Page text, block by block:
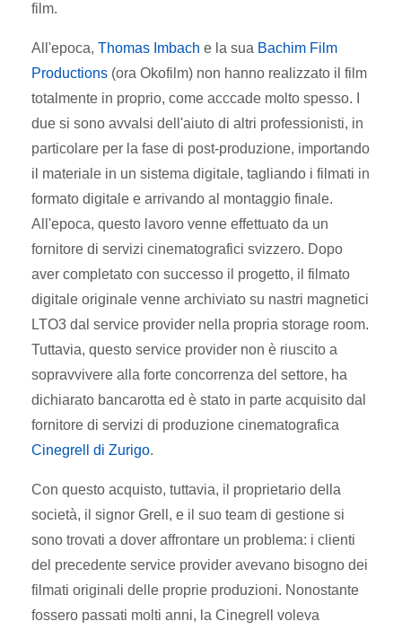
film.
All'epoca, Thomas Imbach e la sua Bachim Film
Productions (ora Okofilm) non hanno realizzato il film
totalmente in proprio, come acccade molto spesso. I
due si sono avvalsi dell'aiuto di altri professionisti, in
particolare per la fase di post-produzione, importando
il materiale in un sistema digitale, tagliando i filmati in
formato digitale e arrivando al montaggio finale.
All'epoca, questo lavoro venne effettuato da un
fornitore di servizi cinematografici svizzero. Dopo
aver completato con successo il progetto, il filmato
digitale originale venne archiviato su nastri magnetici
LTO3 dal service provider nella propria storage room.
Tuttavia, questo service provider non è riuscito a
sopravvivere alla forte concorrenza del settore, ha
dichiarato bancarotta ed è stato in parte acquisito dal
fornitore di servizi di produzione cinematografica
Cinegrell di Zurigo.
Con questo acquisto, tuttavia, il proprietario della
società, il signor Grell, e il suo team di gestione si
sono trovati a dover affrontare un problema: i clienti
del precedente service provider avevano bisogno dei
filmati originali delle proprie produzioni. Nonostante
fossero passati molti anni, la Cinegrell voleva